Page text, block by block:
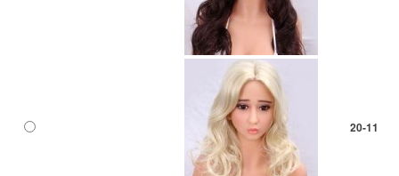
20-11